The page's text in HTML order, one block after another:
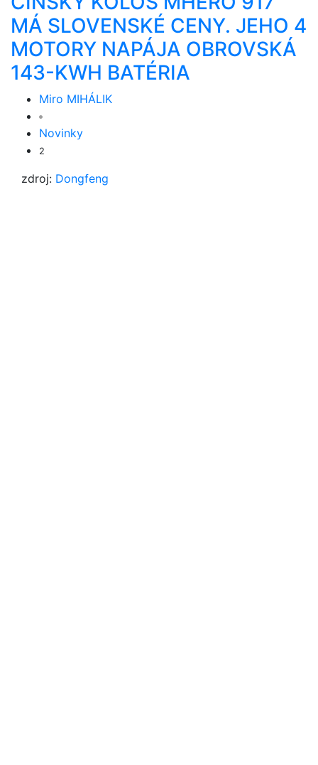
MÁ SLOVENSKÉ CENY. JEHO 4
MOTORY NAPÁJA OBROVSKÁ
143-KWH BATÉRIA
Miro MIHÁLIK
Novinky
2
zdroj: Dongfeng